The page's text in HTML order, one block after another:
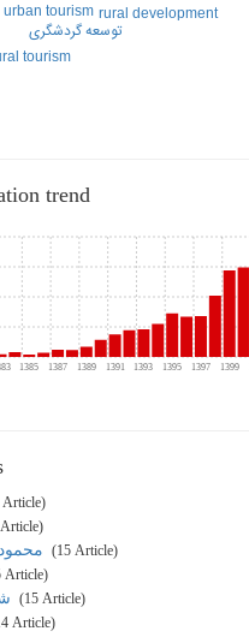
rural development
توسعه گردشگري
urban tourism
tourism
trend
1385 1387 1389 1391 1393 1395 1397 1399
Article)
Article)
‎ (15 Article)
Article)
‎ (15 Article)
Article)